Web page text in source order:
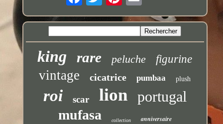
king rare peluche figurine
vintage cicatrice pumbaa plush
roi scar lion portugal
mufasa collection anniversaire